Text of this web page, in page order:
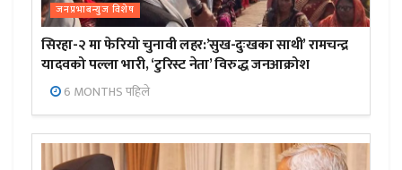
जनप्रभाबन्युज विशेष
सिरहा-२ मा फेरियो चुनावी लहर:’सुख-दुःखका साथी’ रामचन्द्र
यादवको पल्ला भारी, ‘टुरिस्ट नेता’ विरुद्ध जनआक्रोश
6 MONTHS पहिले